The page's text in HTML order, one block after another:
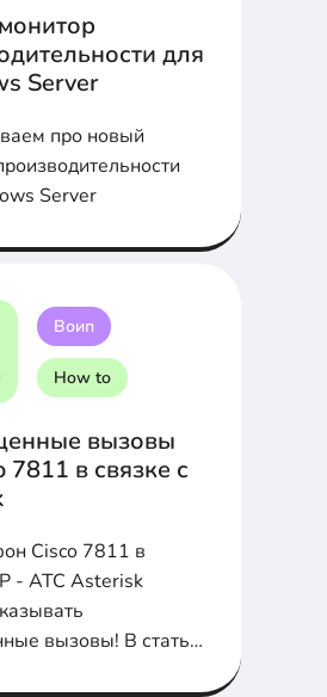
для
Server
про новый
Server
Воип
How to
вызовы
7811 в связке с
Cisco 7811 в
- АТС Asterisk
вызовы! В статье